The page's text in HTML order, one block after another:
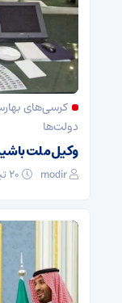
کرسی‌های
دولت‌ها
وکیل ملت
modir